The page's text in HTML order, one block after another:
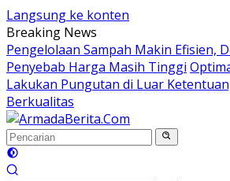
Langsung ke konten
Breaking News
Pengelolaan Sampah Makin Efisien,
Penyebab Harga Masih Tinggi
Lakukan Pungutan di Luar
Berkualitas